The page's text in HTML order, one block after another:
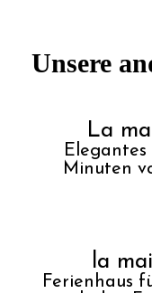
Unsere
La
Minuten
la
Ferienhaus